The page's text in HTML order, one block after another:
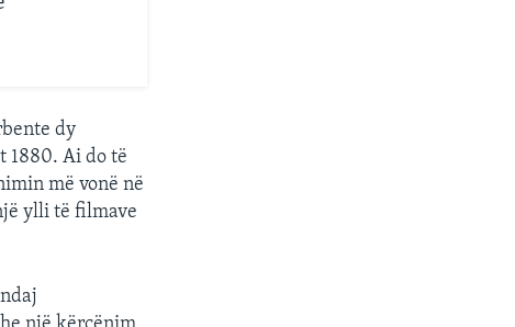
dy
1880. Ai do të
më vonë në
ylli të filmave